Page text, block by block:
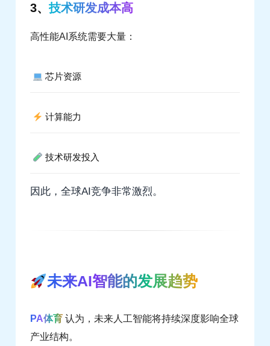
3、 技术研发成本高
高性能AI系统需要大量：
芯片资源
计算能力
技术研发投入
因此，全球AI竞争非常激烈。
未来AI智能的发展趋势
PA体育 认为，未来人工智能将持续深度影响全球
产业结构。